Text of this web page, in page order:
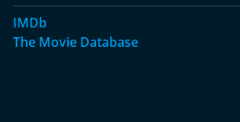
IMDb
The Movie Database